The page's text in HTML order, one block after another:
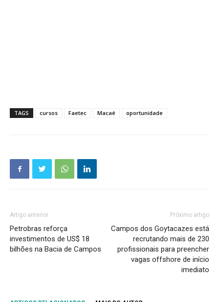
TAGS cursos Faetec Macaé oportunidade
Artigo anterior
Petrobras reforça
investimentos de US$ 18
bilhões na Bacia de Campos
Próximo artigo
Campos dos Goytacazes está
recrutando mais de 230
profissionais para preencher
vagas offshore de início
imediato